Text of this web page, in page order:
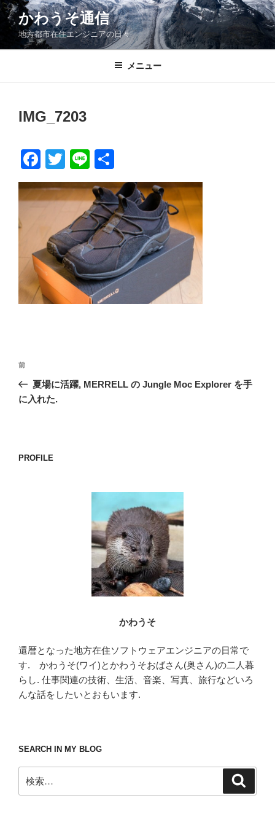
コ
ン
ン
かわうそ通信
地方都市在住エンジニアの日々
メニュー
IMG_7203
F
a
c
b
o
o
k
T
wi
tt
er
Li
n
e
有
投
ナ
シ
前
の
投
前
夏場に活躍, MERRELL の Jungle Moc Explorer を手
に入れた.
PROFILE
かわうそ
還暦となった地方在住ソフトウェアエンジニアの日常で
す. かわうそ(ワイ)とかわうそおばさん(奥さん)の二人暮
らし. 仕事関連の技術、生活、音楽、写真、旅行などいろ
んな話をしたいとおもいます.
SEARCH IN MY BLOG
索: